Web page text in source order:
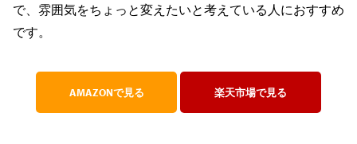
で、雰囲気をちょっと変えたいと考えている人におすすめ
です。
AMAZONで見る 楽天市場で見る